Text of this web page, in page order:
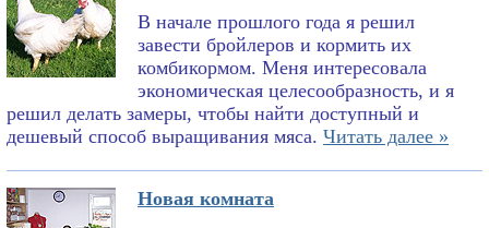
В начале прошлого года я решил
завести бройлеров и кормить их
комбикормом. Меня интересовала
экономическая целесообразность, и я
решил делать замеры, чтобы найти доступный и
дешевый способ выращивания мяса. Читать далее »
Новая комната